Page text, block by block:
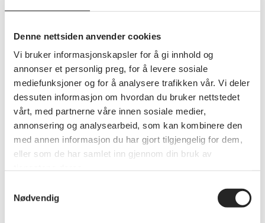
Denne nettsiden anvender cookies
Vi bruker informasjonskapsler for å gi innhold og
annonser et personlig preg, for å levere sosiale
mediefunksjoner og for å analysere trafikken vår. Vi deler
dessuten informasjon om hvordan du bruker nettstedet
vårt, med partnerne våre innen sosiale medier,
annonsering og analysearbeid, som kan kombinere den
med annen informasjon du har gjort tilgjengelig for dem,
eller som de har samlet inn gjennom din bruk av
Nødvendig
med 350 innbyggere, små gårder, husdyr, skogsdrift, jakt
felemakere, kvedere og rosemalere. Etter at
industrialiseringen gjorde sitt inntog, med sprenging av
tunneller og utbygging av vannkraft, ble flere gårder
nedlagt.
– Selv har jeg drevet gårdsbruk, hytteutleie og
rosemaling, men i dag dreier det seg om å være
spellemann, fortelle historier og underholde, som her i
Ibsenhuset.
Knut Buen bygde også sitt eget Tuddal Amfi og Tonehall.
Hit kom også kong Harald og dronning Sonja på besøk